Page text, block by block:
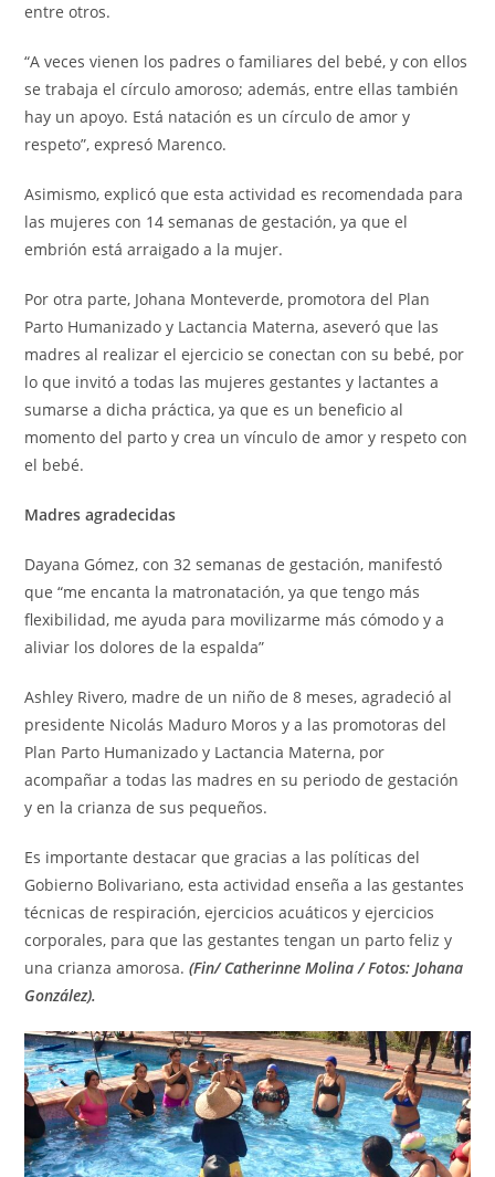
entre otros.
“A veces vienen los padres o familiares del bebé, y con ellos
se trabaja el círculo amoroso; además, entre ellas también
hay un apoyo. Está natación es un círculo de amor y
respeto”, expresó Marenco.
Asimismo, explicó que esta actividad es recomendada para
las mujeres con 14 semanas de gestación, ya que el
embrión está arraigado a la mujer.
Por otra parte, Johana Monteverde, promotora del Plan
Parto Humanizado y Lactancia Materna, aseveró que las
madres al realizar el ejercicio se conectan con su bebé, por
lo que invitó a todas las mujeres gestantes y lactantes a
sumarse a dicha práctica, ya que es un beneficio al
momento del parto y crea un vínculo de amor y respeto con
el bebé.
Madres agradecidas
Dayana Gómez, con 32 semanas de gestación, manifestó
que “me encanta la matronatación, ya que tengo más
flexibilidad, me ayuda para movilizarme más cómodo y a
aliviar los dolores de la espalda”
Ashley Rivero, madre de un niño de 8 meses, agradeció al
presidente Nicolás Maduro Moros y a las promotoras del
Plan Parto Humanizado y Lactancia Materna, por
acompañar a todas las madres en su periodo de gestación
y en la crianza de sus pequeños.
Es importante destacar que gracias a las políticas del
Gobierno Bolivariano, esta actividad enseña a las gestantes
técnicas de respiración, ejercicios acuáticos y ejercicios
corporales, para que las gestantes tengan un parto feliz y
una crianza amorosa. (Fin/ Catherinne Molina / Fotos: Johana
González).